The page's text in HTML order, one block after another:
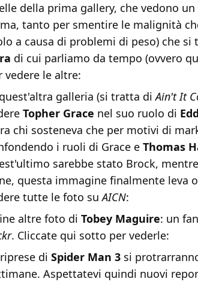
della prima gallery, che vedono un
tanto per smentire le malignità
a causa di problemi di peso) che
di cui parliamo da tempo (ovvero
vedere le altre:
galleria (si tratta diAin't It
Topher Grace nel suo ruolo di
chi sosteneva che per motivi di
i ruoli di Grace e Thomas
sarebbe stato Brock,
questa immagine finalmente leva
tutte le foto suAICN:
altre foto di Tobey Maguire: un
. Cliccate qui sotto per vederle:
di Spider Man 3 si
Aspettatevi quindi nuovi